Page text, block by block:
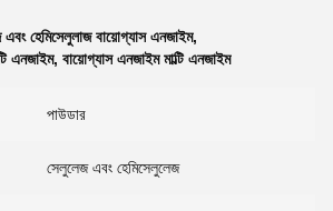
এবং হেমিসেলুলাজ বায়োগ্যাস এনজাইম,
এনজাইম, বায়োগ্যাস এনজাইম মাল্টি এনজাইম
পাউডার
সেলুলেজ এবং হেমিসেলুলেজ